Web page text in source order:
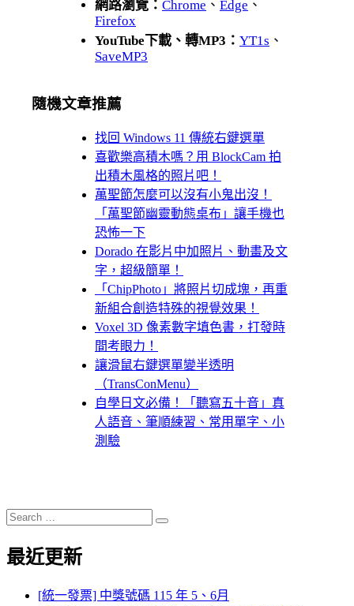
網路瀏覽： Chrome 、 Edge 、
Firefox
YouTube下載、轉MP3： YT1s 、
SaveMP3
隨機文章推薦
找回 Windows 11 傳統右鍵選單
喜歡樂高積木嗎？用 BlockCam 拍
出積木風格的照片吧！
萬聖節怎麼可以沒有小鬼出沒！
「萬聖節幽靈動態桌布」讓手機也
恐怖一下
Dorado 在影片中加照片、動畫及文
字，超級簡單！
「ChipPhoto」將照片切成塊，再重
新組合創造特殊的視覺效果！
Voxel 3D 像素數字填色書，打發時
間考眼力！
讓滑鼠右鍵選單變半透明
（TransConMenu）
自學日文必備！「聽寫五十音」真
人語音、筆順練習、常用單字、小
測驗
Search
for:
Search
最近更新
[統一發票] 中獎號碼 115 年 5、6月